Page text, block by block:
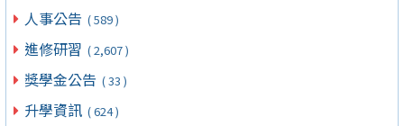
人事公告 ( 589 )
進修研習 ( 2,607 )
獎學金公告 ( 33 )
升學資訊 ( 624 )